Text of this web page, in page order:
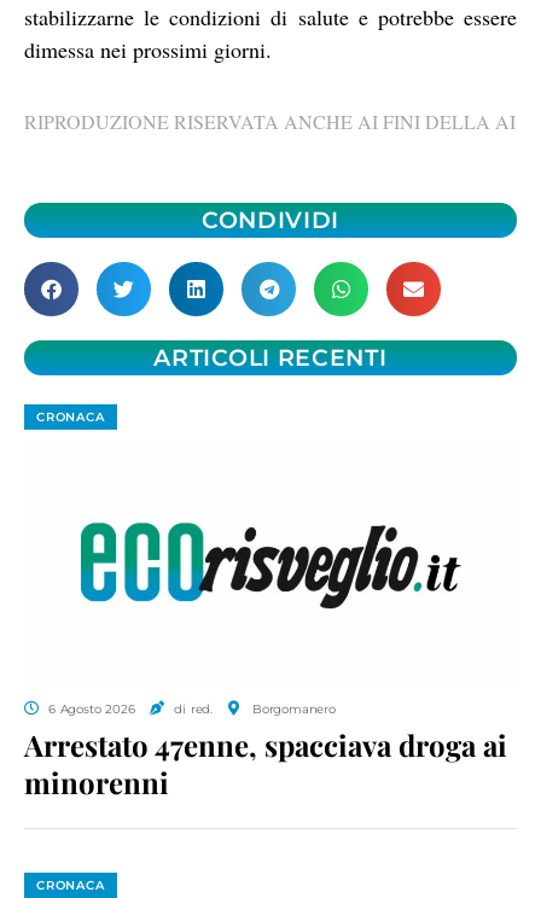
stabilizzarne le condizioni di salute e potrebbe essere
dimessa nei prossimi giorni.
RIPRODUZIONE RISERVATA ANCHE AI FINI DELLA AI
CONDIVIDI
ARTICOLI RECENTI
CRONACA
6 Agosto 2026 di red. Borgomanero
Arrestato 47enne, spacciava droga ai
minorenni
CRONACA